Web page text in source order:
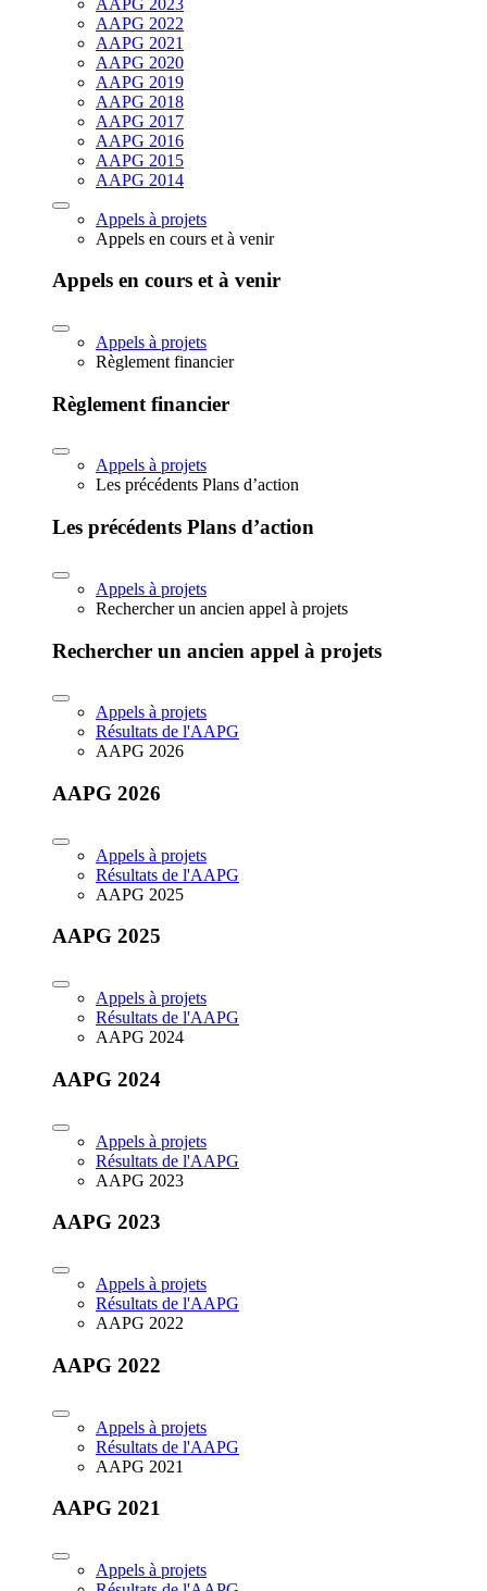
AAPG 2022
AAPG 2021
AAPG 2020
AAPG 2019
AAPG 2018
AAPG 2017
AAPG 2016
AAPG 2015
AAPG 2014
Appels à projets
Appels en cours et à venir
Appels en cours et à venir
Appels à projets
Règlement financier
Règlement financier
Appels à projets
Les précédents Plans d’action
Les précédents Plans d’action
Appels à projets
Rechercher un ancien appel à projets
Rechercher un ancien appel à projets
Appels à projets
Résultats de l'AAPG
AAPG 2026
AAPG 2026
Appels à projets
Résultats de l'AAPG
AAPG 2025
AAPG 2025
Appels à projets
Résultats de l'AAPG
AAPG 2024
AAPG 2024
Appels à projets
Résultats de l'AAPG
AAPG 2023
AAPG 2023
Appels à projets
Résultats de l'AAPG
AAPG 2022
AAPG 2022
Appels à projets
Résultats de l'AAPG
AAPG 2021
AAPG 2021
Appels à projets